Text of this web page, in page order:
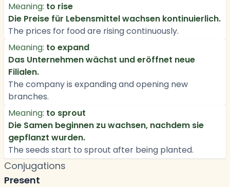
Meaning: to rise
Die Preise für Lebensmittel wachsen kontinuierlich.
The prices for food are rising continuously.
Meaning: to expand
Das Unternehmen wächst und eröffnet neue
Filialen.
The company is expanding and opening new
branches.
Meaning: to sprout
Die Samen beginnen zu wachsen, nachdem sie
gepflanzt wurden.
The seeds start to sprout after being planted.
Conjugations
Present